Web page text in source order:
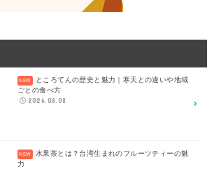
ところてんの歴史と魅力｜寒天との違いや地域
ごとの食べ方
2026.08.08
水果茶とは？台湾生まれのフルーツティーの魅
力